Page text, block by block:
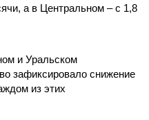
а в Центральном – с 1,8
и Уральском
зафиксировало снижение
из этих